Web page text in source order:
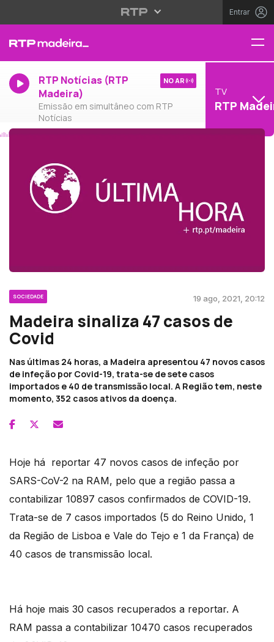
Entrar
RTP Notícias (RTP
Madeira)
Emissão em simultâneo com RTP
Notícias
NO AR
TV
RTP
SOCIEDADE 19 ago, 2021, 20:12
Madeira sinaliza 47 casos de
Covid
Nas últimas 24 horas, a Madeira apresentou 47 novos casos
de infeção por Covid-19, trata-se de sete casos
importados e 40 de transmissão local. A Região tem, neste
momento, 352 casos ativos da doença.
Hoje há reportar 47 novos casos de infeção por
SARS-CoV-2 na RAM, pelo que a região passa a
contabilizar 10897 casos confirmados de COVID-19.
Trata-se de 7 casos importados (5 do Reino Unido, 1
da Região de Lisboa e Vale do Tejo e 1 da França) de
40 casos de transmissão local.
Há hoje mais 30 casos recuperados a reportar. A
RAM passa a contabilizar 10470 casos recuperados